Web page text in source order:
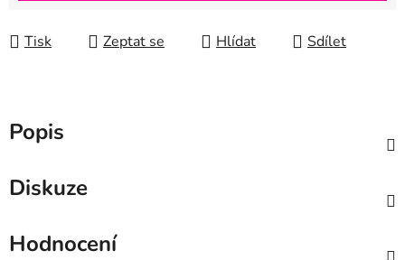
Tisk Zeptat se Hlídat Sdílet
Popis
Diskuze
Hodnocení